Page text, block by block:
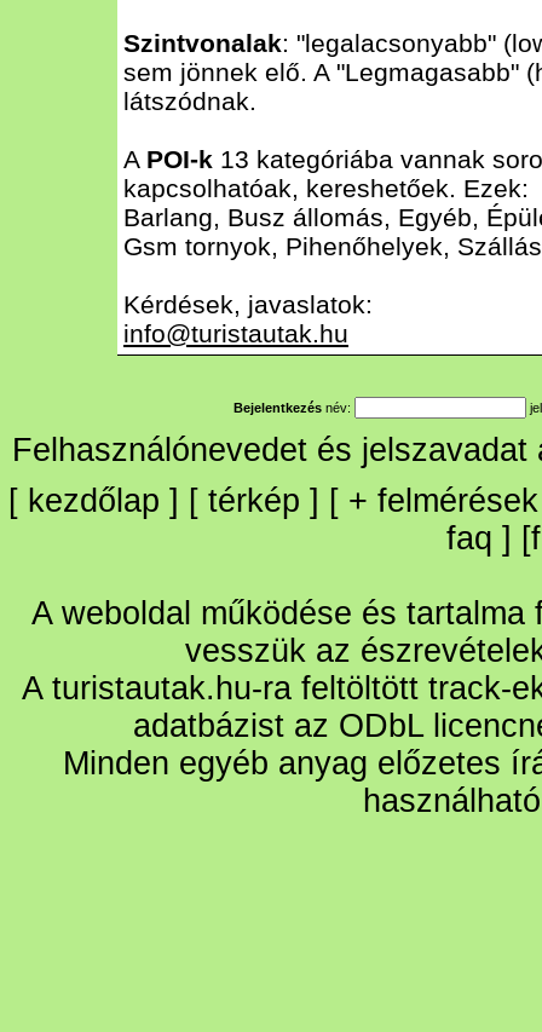
Szintvonalak: "legalacsonyabb"
sem jönnek elő. A "Legmagasabb"
látszódnak.
A POI-k 13 kategóriába vannak
kapcsolhatóak, kereshetőek. Ezek:
Barlang, Busz állomás, Egyéb,
Gsm tornyok, Pihenőhelyek,
Kérdések, javaslatok:
info@turistautak.hu
Bejelentkezés név:
Felhasználónevedet és
[ kezdőlap ] [ térkép ] [ + felmérések
faq ] [
A weboldal működése és
vesszük az
A turistautak.hu-ra feltöltött track-
adatbázist az ODbL
Minden egyéb anyag előzetes